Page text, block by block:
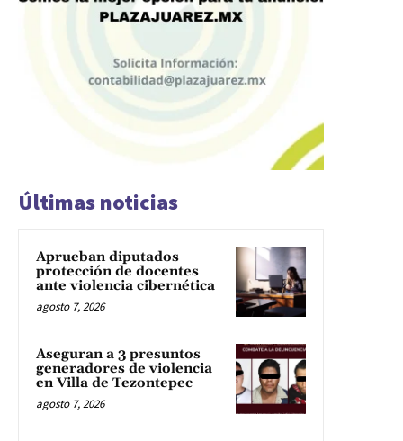
Últimas noticias
Aprueban diputados
protección de docentes
ante violencia cibernética
agosto 7, 2026
Aseguran a 3 presuntos
generadores de violencia
en Villa de Tezontepec
agosto 7, 2026